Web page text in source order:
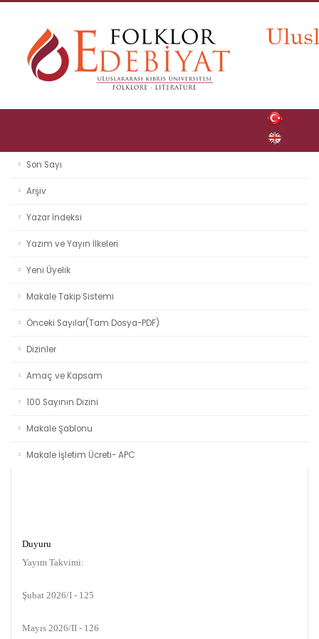
Son Sayı
Arşiv
Yazar İndeksi
Yazım ve Yayın İlkeleri
Yeni Üyelik
Makale Takip Sistemi
Önceki Sayılar(Tam Dosya-PDF)
Dizinler
Amaç ve Kapsam
100 Sayının Dizini
Makale Şablonu
Makale İşletim Ücreti- APC